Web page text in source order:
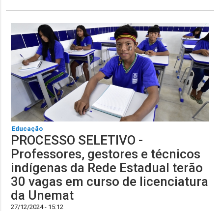
Educação
PROCESSO SELETIVO -
Professores, gestores e técnicos
indígenas da Rede Estadual terão
30 vagas em curso de licenciatura
da Unemat
27/12/2024 - 15:12